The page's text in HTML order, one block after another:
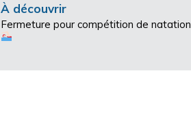
À découvrir
Fermeture pour compétition de natation